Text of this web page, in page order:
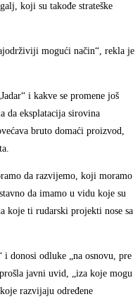
koji su takođe strateške
mogući način“, rekla je
i kakve se promene još
da eksplatacija sirovina
bruto domaći proizvod,
da razvijemo, koji moramo
da imamo u vidu koje su
koje ti rudarski projekti nose sa
i donosi odluke „na osnovu, pre
javni uvid, „iza koje mogu
razvijaju određene